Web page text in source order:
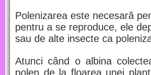
Polenizarea este necesară
pentru a se reproduce, ele
sau de alte insecte ca
Atunci când o albina
polen de la floarea unei